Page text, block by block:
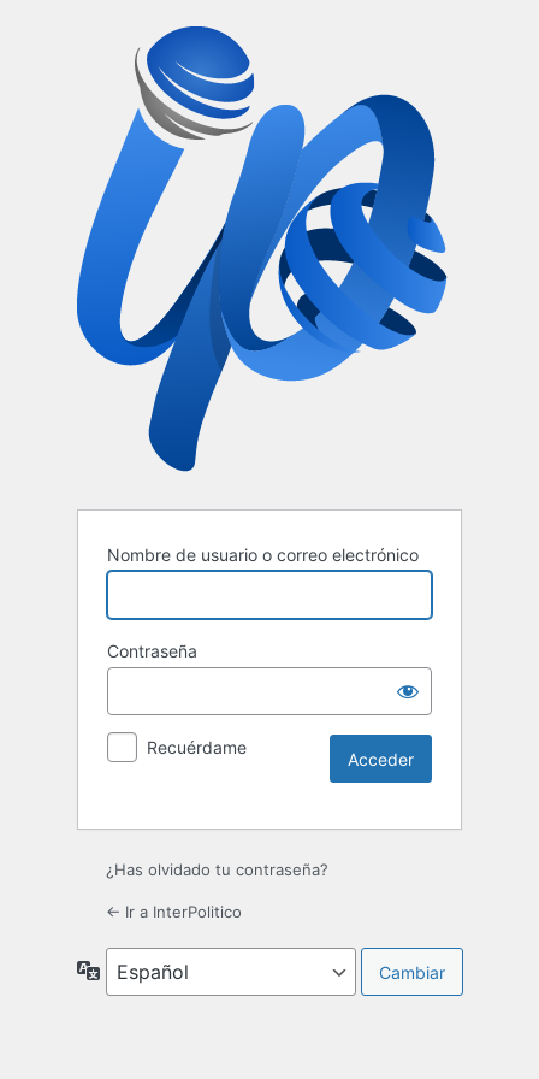
Nombre de usuario o correo electrónico
Contraseña
Recuérdame
¿Has olvidado tu contraseña?
← Ir a InterPolitico
Idioma